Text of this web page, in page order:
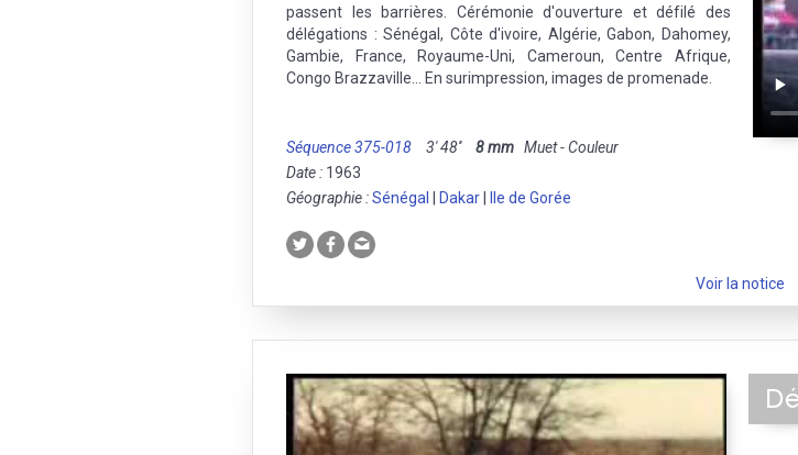
passent les barrières. Cérémonie d'ouverture et défilé des
délégations : Sénégal, Côte d'ivoire, Algérie, Gabon, Dahomey,
Gambie, France, Royaume-Uni, Cameroun, Centre Afrique,
Congo Brazzaville... En surimpression, images de promenade.
Séquence 375-018 3' 48'' 8 mm Muet - Couleur
Date : 1963
Géographie :Sénégal Dakar Ile de Gorée
Voir la notice